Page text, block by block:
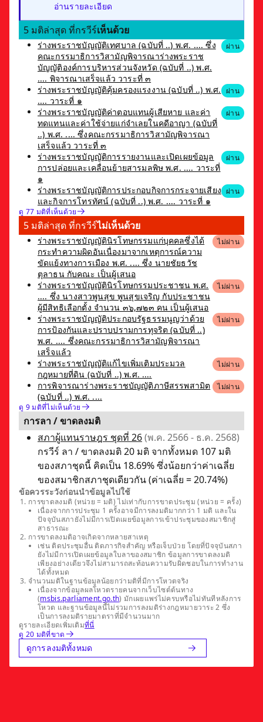
อ่านรายละเอียด
5 มติล่าสุด ที่กรวีร์เห็นด้วย
ร่างพระราชบัญญัติเทศบาล (ฉบับที่ ..) พ.ศ. .... ซึ่ง
คณะกรรมาธิการวิสามัญพิจารณาร่างพระราช
บัญญัติองค์การบริหารส่วนจังหวัด (ฉบับที่ ..) พ.ศ.
.... พิจารณาเสร็จแล้ว วาระที่ ๓
ผ่าน
ร่างพระราชบัญญัติคุ้มครองแรงงาน (ฉบับที่ ..) พ.ศ.
.... วาระที่ ๑
ผ่าน
ร่างพระราชบัญญัติค่าตอบแทนผู้เสียหาย และค่า
ทดแทนและค่าใช้จ่ายแก่จำเลยในคดีอาญา (ฉบับที่
..) พ.ศ. .... ซึ่งคณะกรรมาธิการวิสามัญพิจารณา
เสร็จแล้ว วาระที่ ๓
ผ่าน
ร่างพระราชบัญญัติการรายงานและเปิดเผยข้อมูล
การปล่อยและเคลื่อนย้ายสารมลพิษ พ.ศ. .... วาระที่
๑
ผ่าน
ร่างพระราชบัญญัติการประกอบกิจการกระจายเสียง
และกิจการโทรทัศน์ (ฉบับที่ ..) พ.ศ. .... วาระที่ ๑
ผ่าน
ดู 77 มติที่เห็นด้วย
5 มติล่าสุด ที่กรวีร์ไม่เห็นด้วย
ร่างพระราชบัญญัตินิรโทษกรรมแก่บุคคลซึ่งได้
กระทำความผิดอันเนื่องมาจากเหตุการณ์ความ
ขัดแย้งทางการเมือง พ.ศ. .... ซึ่ง นายชัยธวัช
ตุลาธน กับคณะ เป็นผู้เสนอ
ไม่ผ่าน
ร่างพระราชบัญญัตินิรโทษกรรมประชาชน พ.ศ.
.... ซึ่ง นางสาวพูนสุข พูนสุขเจริญ กับประชาชน
ผู้มีสิทธิเลือกตั้ง จำนวน ๓๖,๗๒๓ คน เป็นผู้เสนอ
ไม่ผ่าน
ร่างพระราชบัญญัติประกอบรัฐธรรมนูญว่าด้วย
การป้องกันและปราบปรามการทุจริต (ฉบับที่ ..)
พ.ศ. .... ซึ่งคณะกรรมาธิการวิสามัญพิจารณา
เสร็จแล้ว
ไม่ผ่าน
ร่างพระราชบัญญัติแก้ไขเพิ่มเติมประมวล
กฎหมายที่ดิน (ฉบับที่ ..) พ.ศ. ....
ไม่ผ่าน
การพิจารณาร่างพระราชบัญญัติภาษีสรรพสามิต
(ฉบับที่ ..) พ.ศ. ....
ไม่ผ่าน
ดู 9 มติที่ไม่เห็นด้วย
การลา / ขาดลงมติ
สภาผู้แทนราษฎร ชุดที่ 26(พ.ค. 2566 - ธ.ค. 2568)
กรวีร์ ลา / ขาดลงมติ 20 มติ จากทั้งหมด 107 มติ
ของสภาชุดนี้ คิดเป็น 18.69% ซึ่งน้อยกว่าค่าเฉลี่ย
ของสมาชิกสภาชุดเดียวกัน (ค่าเฉลี่ย = 20.74%)
ข้อควรระวังก่อนนำข้อมูลไปใช้
การขาดลงมติ (หน่วย = มติ) ไม่เท่ากับการขาดประชุม (หน่วย = ครั้ง)
เนื่องจากการประชุม 1 ครั้งอาจมีการลงมติมากกว่า 1 มติ และใน
ปัจจุบันสภายังไม่มีการเปิดเผยข้อมูลการเข้าประชุมของสมาชิกสู่
สาธารณะ
การขาดลงมติอาจเกิดจากหลายสาเหตุ
เช่น ติดประชุมอื่น ติดภารกิจสำคัญ หรือเจ็บป่วย โดยที่ปัจจุบันสภา
ยังไม่มีการเปิดเผยข้อมูลใบลาของสมาชิก ข้อมูลการขาดลงมติ
เพียงอย่างเดียวจึงไม่สามารถสะท้อนความรับผิดชอบในการทำงาน
ได้ทั้งหมด
จำนวนมติในฐานข้อมูลน้อยกว่ามติที่มีการโหวตจริง
เนื่องจากข้อมูลผลโหวตรายคนจากเว็บไซต์ต้นทาง
(msbis.parliament.go.th) มักเผยแพร่ไม่ครบหรือไม่ทันทีหลังการ
โหวต และฐานข้อมูลนี้ไม่รวมการลงมติร่างกฎหมายวาระ 2 ซึ่ง
เป็นการลงมติรายมาตราที่มีจำนวนมาก
ดูรายละเอียดเพิ่มเติมที่นี่
ดู 20 มติที่ขาด
ดูการลงมติทั้งหมด